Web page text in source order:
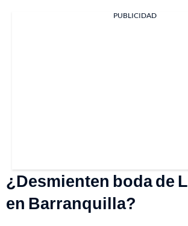
PUBLICIDAD
¿Desmienten boda de
en Barranquilla?